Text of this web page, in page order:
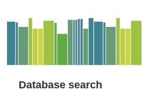
Database search